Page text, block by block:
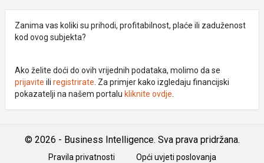
Zanima vas koliki su prihodi, profitabilnost, plaće ili zaduženost
kod ovog subjekta?
Ako želite doći do ovih vrijednih podataka, molimo da se
prijavite ili registrirate . Za primjer kako izgledaju financijski
pokazatelji na našem portalu kliknite ovdje
© 2026 - Business Intelligence. Sva prava pridržana.
Pravila privatnosti Opći uvjeti poslovanja